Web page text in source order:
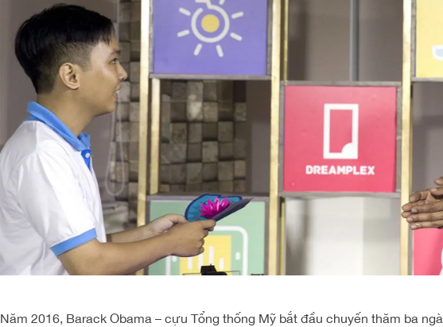
Năm 2016, Barack Obama – cựu Tổng thống Mỹ bắt đầu chuyến thăm ba